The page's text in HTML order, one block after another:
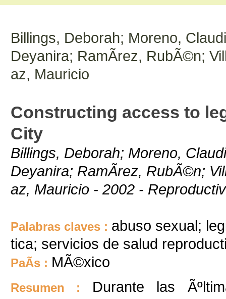
Billings, Deborah; Moreno,
Deyanira; RamÃ­rez, RubÃ©n;
az, Mauricio
Constructing access to
City
Billings, Deborah; Moreno,
Deyanira; RamÃ­rez, RubÃ©n;
az, Mauricio - 2002 -
Palabras claves : abuso sexual;
tica; servicios de salud
PaÃ­s : MÃ©xico
Resumen : Durante las